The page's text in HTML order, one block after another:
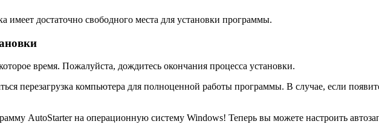
имеет достаточно свободного места для установки программы.
время. Пожалуйста, дождитесь окончания процесса установки.
перезагрузка компьютера для полноценной работы программы. В случае, если
AutoStarter на операционную систему Windows! Теперь вы можете настроить